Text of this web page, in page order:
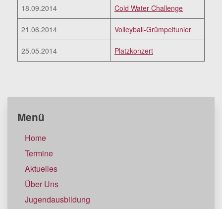
18.09.2014 Cold Water Challenge
21.06.2014 Volleyball-Grümpeltunier
25.05.2014 Platzkonzert
Menü
Home
Termine
Aktuelles
Über Uns
Jugendausbildung